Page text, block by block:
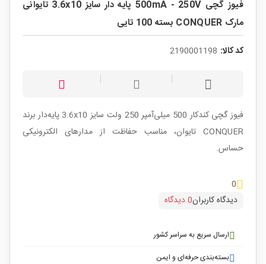
فیوز گچی 500mA - 250V پایه دار سایز 3.6x10 تایوانی
مارک CONQUER بسته 100 تایی
کد کالا: 2190001198
فیوز گچی کندکار 500 میلی‌آمپر 250 ولت سایز 3.6x10 پایه‌دار برند
CONQUER تایوان، مناسب حفاظت از مدارهای الکترونیکی
حساس.
0
دیدگاه کاربران0 دیدگاه
ارسال سریع به سراسر کشور
بسته‌بندی حرفه‌ای و ایمن